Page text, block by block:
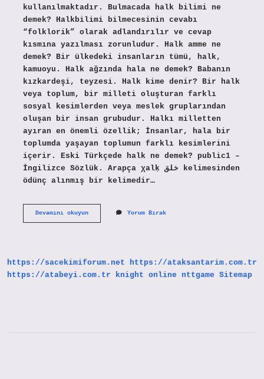
kullanılmaktadır. Bulmacada halk bilimi ne
demek? Halkbilimi bilmecesinin cevabı
“folklorik” olarak adlandırılır ve cevap
kısmına yazılması zorunludur. Halk amme ne
demek? Bir ülkedeki insanların tümü, halk,
kamuoyu. Halk ağzında hala ne demek? Babanın
kızkardeşi, teyzesi. Halk kime denir? Bir halk
veya toplum, bir milleti oluşturan farklı
sosyal kesimlerden veya meslek gruplarından
oluşan bir insan grubudur. Halkı milletten
ayıran en önemli özellik; İnsanlar, hala bir
toplumda yaşayan toplumun farklı kesimlerini
içerir. Eski Türkçede halk ne demek? public1 –
İngilizce Sözlük. Arapça χalḳ خلق kelimesinden
ödünç alınmış bir kelimedir…
Devamını okuyunBulmaca
Yorum Bırak
https://sacekimiforum.net
https://ataksantarim.com.tr
https://atabeyi.com.tr
knight online nttgame Sitemap